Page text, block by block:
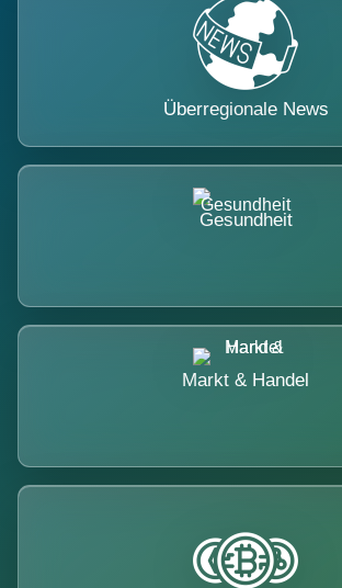
Überregionale News
Gesundheit
Markt & Handel